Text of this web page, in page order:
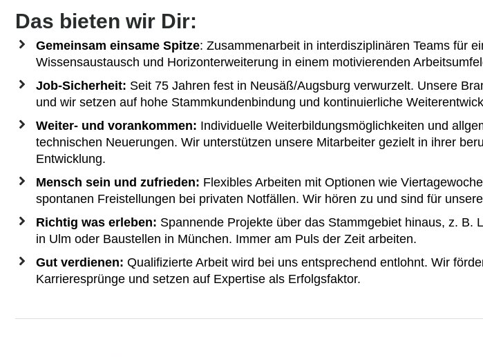
Das bieten wir Dir:
Gemeinsam einsame Spitze: Zusammenarbeit in interdisziplinären Teams für
Wissensaustausch und Horizonterweiterung in einem motivierenden
Job-Sicherheit: Seit 75 Jahren fest in Neusäß/Augsburg verwurzelt. Unsere
und wir setzen auf hohe Stammkundenbindung und kontinuierliche
Weiter- und vorankommen: Individuelle Weiterbildungsmöglichkeiten und
technischen Neuerungen. Wir unterstützen unsere Mitarbeiter gezielt in ihrer
Entwicklung.
Mensch sein und zufrieden: Flexibles Arbeiten mit Optionen wie
spontanen Freistellungen bei privaten Notfällen. Wir hören zu und sind für
Richtig was erleben: Spannende Projekte über das Stammgebiet hinaus, z. B.
in Ulm oder Baustellen in München. Immer am Puls der Zeit arbeiten.
Gut verdienen: Qualifizierte Arbeit wird bei uns entsprechend entlohnt. Wir
Karrieresprünge und setzen auf Expertise als Erfolgsfaktor.